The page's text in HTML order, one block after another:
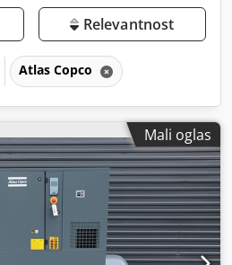
Relevantnost
Atlas Copco
Mali oglas